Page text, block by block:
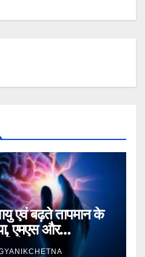
एवं बढ़ते तापमान के
एमएस और
का खतरा बढ़ा